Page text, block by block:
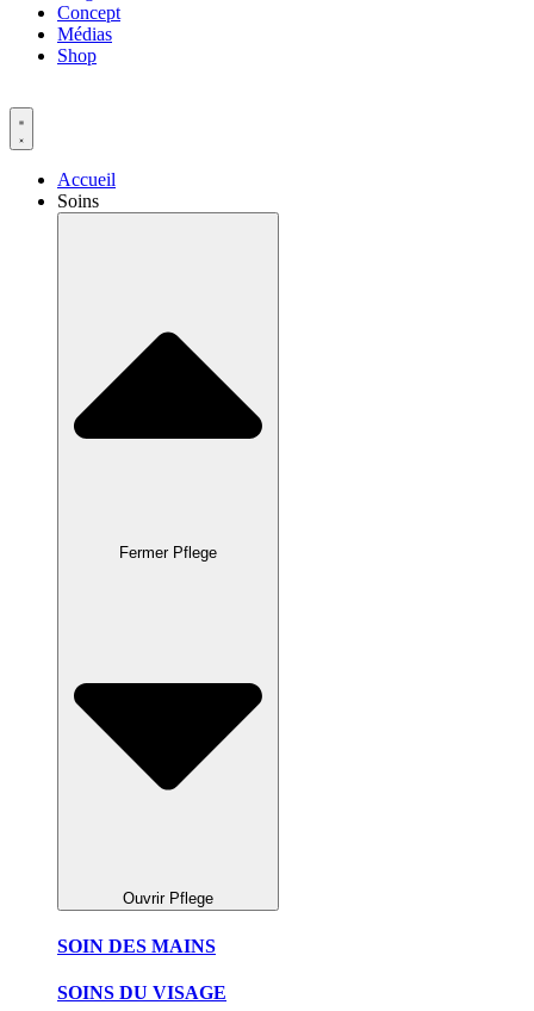
Concept
Médias
Shop
Accueil
Soins
Fermer Pflege
Ouvrir Pflege
SOIN DES MAINS
SOINS DU VISAGE